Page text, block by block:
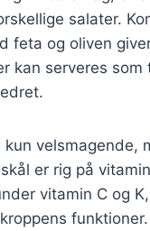
salater.
feta og oliven
kan serveres som
kun velsmagende,
er rig på
vitamin C og